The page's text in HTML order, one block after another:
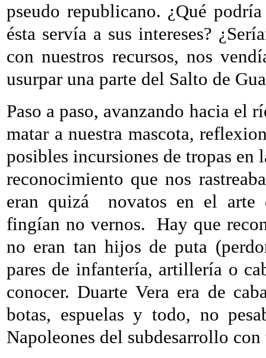
pseudo republicano. ¿Qué
ésta servía a sus intereses?
con nuestros recursos, nos
usurpar una parte del Salto de
Paso a paso, avanzando hacia el
matar a nuestra mascota,
posibles incursiones de tropas en
reconocimiento que nos
eran quizá
novatos en el arte
fingían no vernos.
Hay que
no eran tan hijos de puta
pares de infantería, artillería o
conocer. Duarte Vera era de
botas, espuelas y todo, no
Napoleones del subdesarrollo